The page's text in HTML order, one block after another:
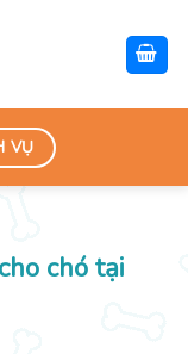
VỤ
chó tại